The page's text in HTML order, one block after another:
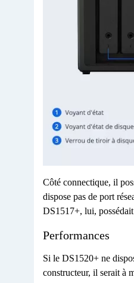
Côté connectique, il
dispose pas de port
DS1517+, lui,
Performances
Si le DS1520+ ne
constructeur, il serait à